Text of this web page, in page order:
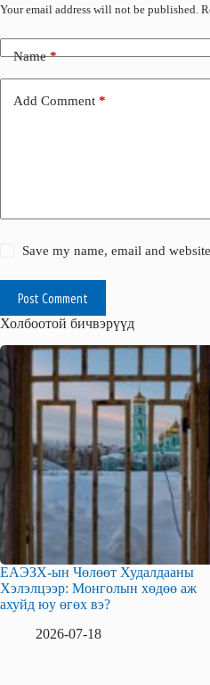
Your email address will not be published.
Name*
Add Comment *
Save my name, email and
Post Comment
Холбоотой бичвэрүүд
ЕАЭЗХ-ын Чөлөөт Худалдааны
Хэлэлцээр: Монголын хөдөө аж
ахуйд юу өгөх вэ?
2026-07-18